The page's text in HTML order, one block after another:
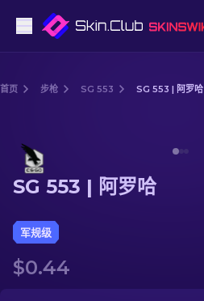
狙击步枪
匕首
手套
首页 步枪 SG 553 SG 553 | 阿罗哈
SG 553 | 阿罗哈
军规级
$0.44